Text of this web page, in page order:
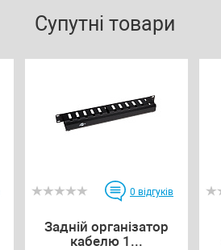
Супутні товари
0 відгуків
Задній організатор
кабелю 1...